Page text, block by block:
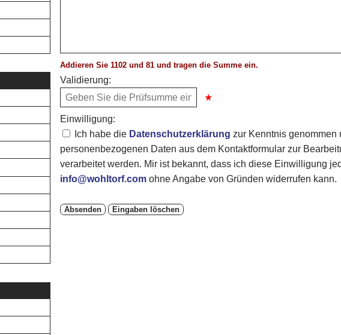
Addieren Sie 1102 und 81 und tragen die Summe ein.
Validierung:
Einwilligung:
Ich habe die Datenschutzerklärung zur Kenntnis
personenbezogenen Daten aus dem Kontaktformular zur
verarbeitet werden. Mir ist bekannt, dass ich diese Einwilligung
info@wohltorf.comohne Angabe von Gründen widerrufen kann.
Absenden Eingaben löschen